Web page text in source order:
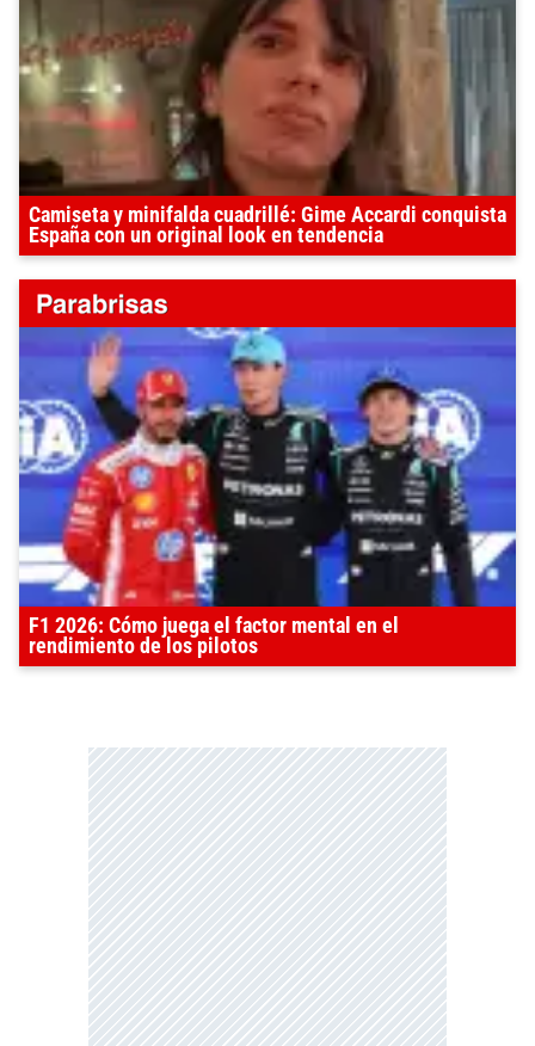
Camiseta y minifalda cuadrillé: Gime Accardi conquista
España con un original look en tendencia
F1 2026: Cómo juega el factor mental en el
rendimiento de los pilotos